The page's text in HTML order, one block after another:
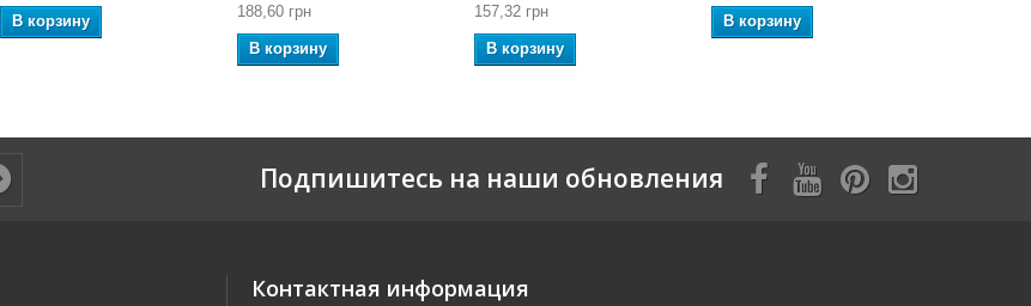
В корзину
188,60 грн
В корзину
157,32 грн
В корзину
В корзину
Подпишитесь на наши обновления
Контактная информация